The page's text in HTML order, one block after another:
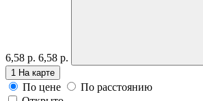
6,58 р. 6,58 р.
1 На карте
По цене
По расстоянию